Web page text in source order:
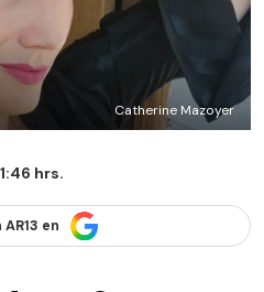
Catherine Mazoyer
hrs.
en